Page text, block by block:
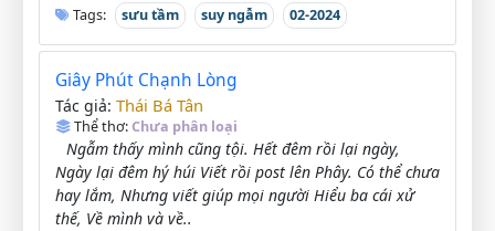
Tags: sưu tầm suy ngẫm 02-2024
Giây Phút Chạnh Lòng
Tác giả: Thái Bá Tân
Thể thơ:Chưa phân loại
Ngẫm thấy mình cũng tội. Hết đêm rồi lại ngày,
Ngày lại đêm hý húi Viết rồi post lên Phây. Có thể chưa
hay lắm, Nhưng viết giúp mọi người Hiểu ba cái xử
thế, Về mình và về..